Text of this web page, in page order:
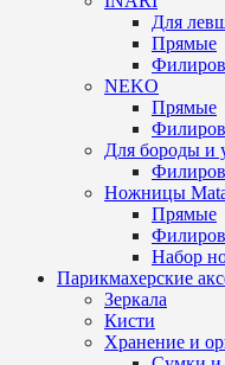
Для
Прямые
NEKO
Прямые
Для бороды и
Ножницы
Прямые
Набор
Парикмахерские
Зеркала
Кисти
Хранение и